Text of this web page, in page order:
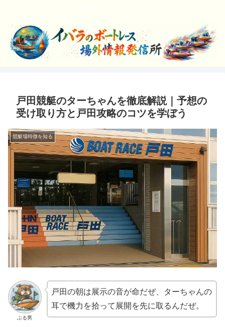
戸田競艇のターちゃんを徹底解説｜予想の
受け取り方と戸田攻略のコツを学ぼう
競艇場特徴を知る
ぶる男
戸田の朝は展示の音が命だぜ、ターちゃんの
耳で機力を拾って展開を先に取るんだぜ。